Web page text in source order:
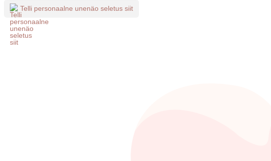
Telli personaalne unenäo seletus siit